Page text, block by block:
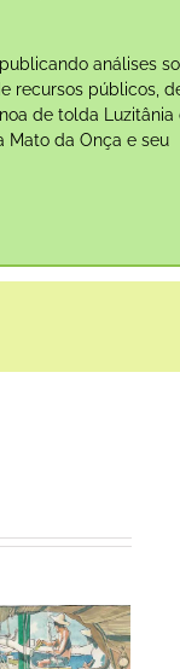
análises
recursos públicos,
de tolda Luzitânia
Mato da Onça e seu